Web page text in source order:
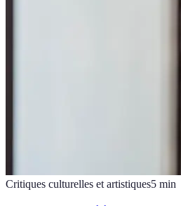
Critiques culturelles et artistiques5 min